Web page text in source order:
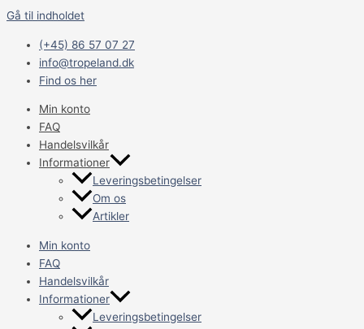
Gå til indholdet
(+45) 86 57 07 27
info@tropeland.dk
Find os her
Min konto
FAQ
Handelsvilkår
Informationer
Leveringsbetingelser
Om os
Artikler
Min konto
FAQ
Handelsvilkår
Informationer
Leveringsbetingelser